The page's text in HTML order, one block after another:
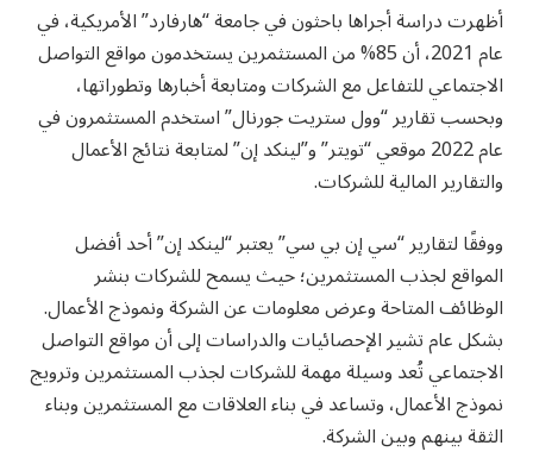
أظهرت دراسة أجراها باحثون في جامعة “هارفارد” الأمريكية، في
عام 2021، أن 85% من المستثمرين يستخدمون مواقع التواصل
الاجتماعي للتفاعل مع الشركات ومتابعة أخبارها وتطوراتها،
وبحسب تقارير “وول ستريت جورنال” استخدم المستثمرون في
عام 2022 موقعي “تويتر” و”لينكد إن” لمتابعة نتائج الأعمال
والتقارير المالية للشركات.
ووفقًا لتقارير “سي إن بي سي” يعتبر “لينكد إن” أحد أفضل
المواقع لجذب المستثمرين؛ حيث يسمح للشركات بنشر
الوظائف المتاحة وعرض معلومات عن الشركة ونموذج الأعمال.
بشكل عام تشير الإحصائيات والدراسات إلى أن مواقع التواصل
الاجتماعي تُعد وسيلة مهمة للشركات لجذب المستثمرين وترويج
نموذج الأعمال، وتساعد في بناء العلاقات مع المستثمرين وبناء
الثقة بينهم وبين الشركة.